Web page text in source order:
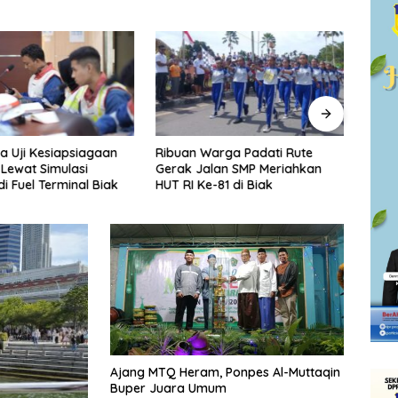
Padati Rute
SMP Meriahkan
81 di Biak
Pertamina Pastikan Distribusi
Minyak Tanah di Jayawijaya
Kembali Normal, Pasokan ke
di
Ajang MTQ Heram, Ponpes Al-Muttaqin
Buper Juara Umum